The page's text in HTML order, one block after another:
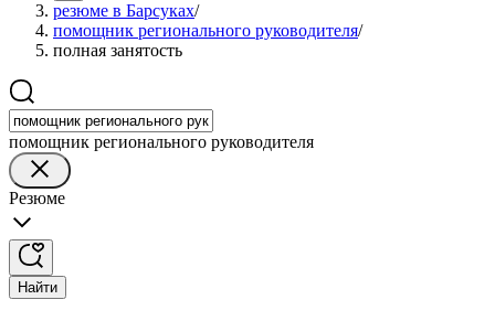
резюме в Барсуках/
помощник регионального руководителя/
полная занятость
помощник регионального руководителя
Резюме
Найти